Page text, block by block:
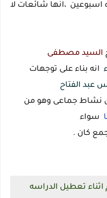
اسبوعين ،انها شائعات لا
السيد مصطفى
انه بناء على توجهات
عبد الفتاح
نشاط جماعى وهو من
سواء
كان .
اثناء تعطيل الدراسه